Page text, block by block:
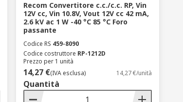
Recom Convertitore c.c./c.c. RP, Vin
12V cc, Vin 10.8V, Vout 12V cc 42 mA,
2.6 kV ac 1 W -40 °C 85 °C Foro
passante
Codice RS 459-8090
Codice costruttore RP-1212D
Prezzo per 1 unità
14,27 €(IVA esclusa) 14,27 €/unità
Quantità